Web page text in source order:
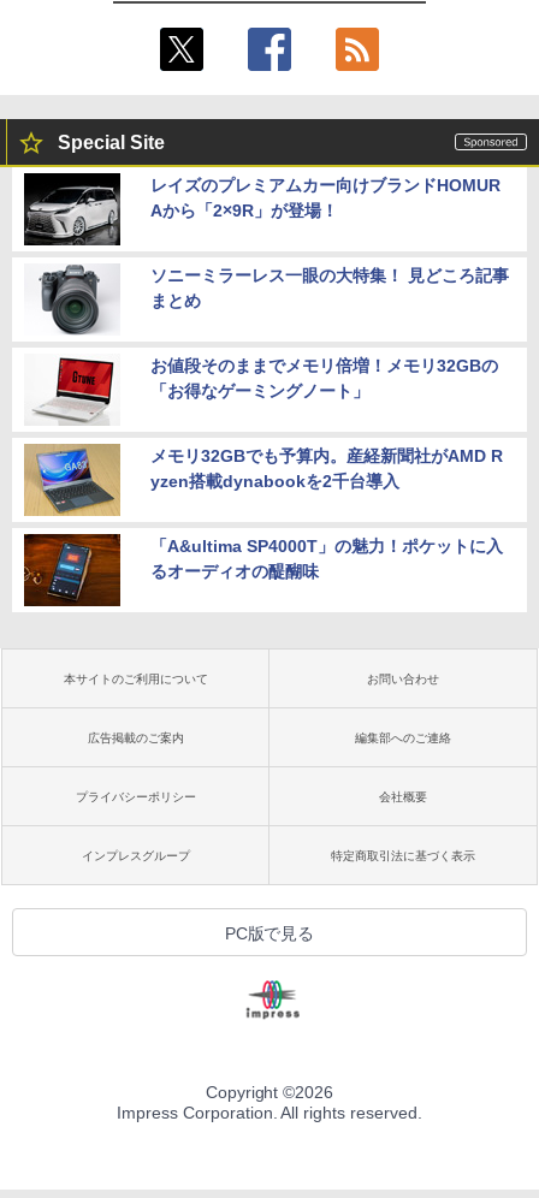
Special Site
レイズのプレミアムカー向けブランドHOMUR
Aから「2×9R」が登場！
ソニーミラーレス一眼の大特集！ 見どころ記事
まとめ
お値段そのままでメモリ倍増！メモリ32GBの
「お得なゲーミングノート」
メモリ32GBでも予算内。産経新聞社がAMD R
yzen搭載dynabookを2千台導入
「A&ultima SP4000T」の魅力！ポケットに入
るオーディオの醍醐味
本サイトのご利用について お問い合わせ
広告掲載のご案内 編集部へのご連絡
プライバシーポリシー 会社概要
インプレスグループ 特定商取引法に基づく表示
PC版で見る
Copyright ©2026
Impress Corporation. All rights reserved.